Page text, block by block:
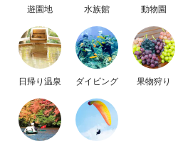
遊園地 水族館 動物園
日帰り温泉 ダイビング 果物狩り